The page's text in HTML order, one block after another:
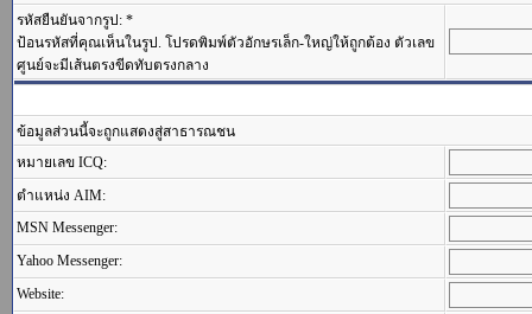
รหัสยืนยันจากรูป: *
ป้อนรหัสที่คุณเห็นในรูป. โปรดพิมพ์ตัวอักษรเล็ก-ใหญ่ให้ถูกต้อง ตัวเลข
ศูนย์จะมีเส้นตรงขีดทับตรงกลาง
ข้อมูลส่วนนี้จะถูกแสดงสู่สาธารณชน
หมายเลข ICQ:
ตำแหน่ง AIM:
MSN Messenger:
Yahoo Messenger:
Website: